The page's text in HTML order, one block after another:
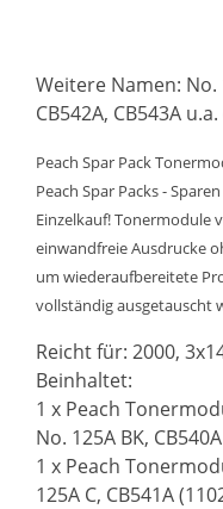
Weitere Namen: No.
CB542A, CB543A u.a.
Peach Spar Pack
Peach Spar Packs -
Einzelkauf! Tonermodule
einwandfreie Ausdrucke
um wiederaufbereitete
vollständig ausgetauscht
Reicht für: 2000,
Beinhaltet:
1 x Peach
No. 125A BK,
1 x Peach
125A C, CB541A